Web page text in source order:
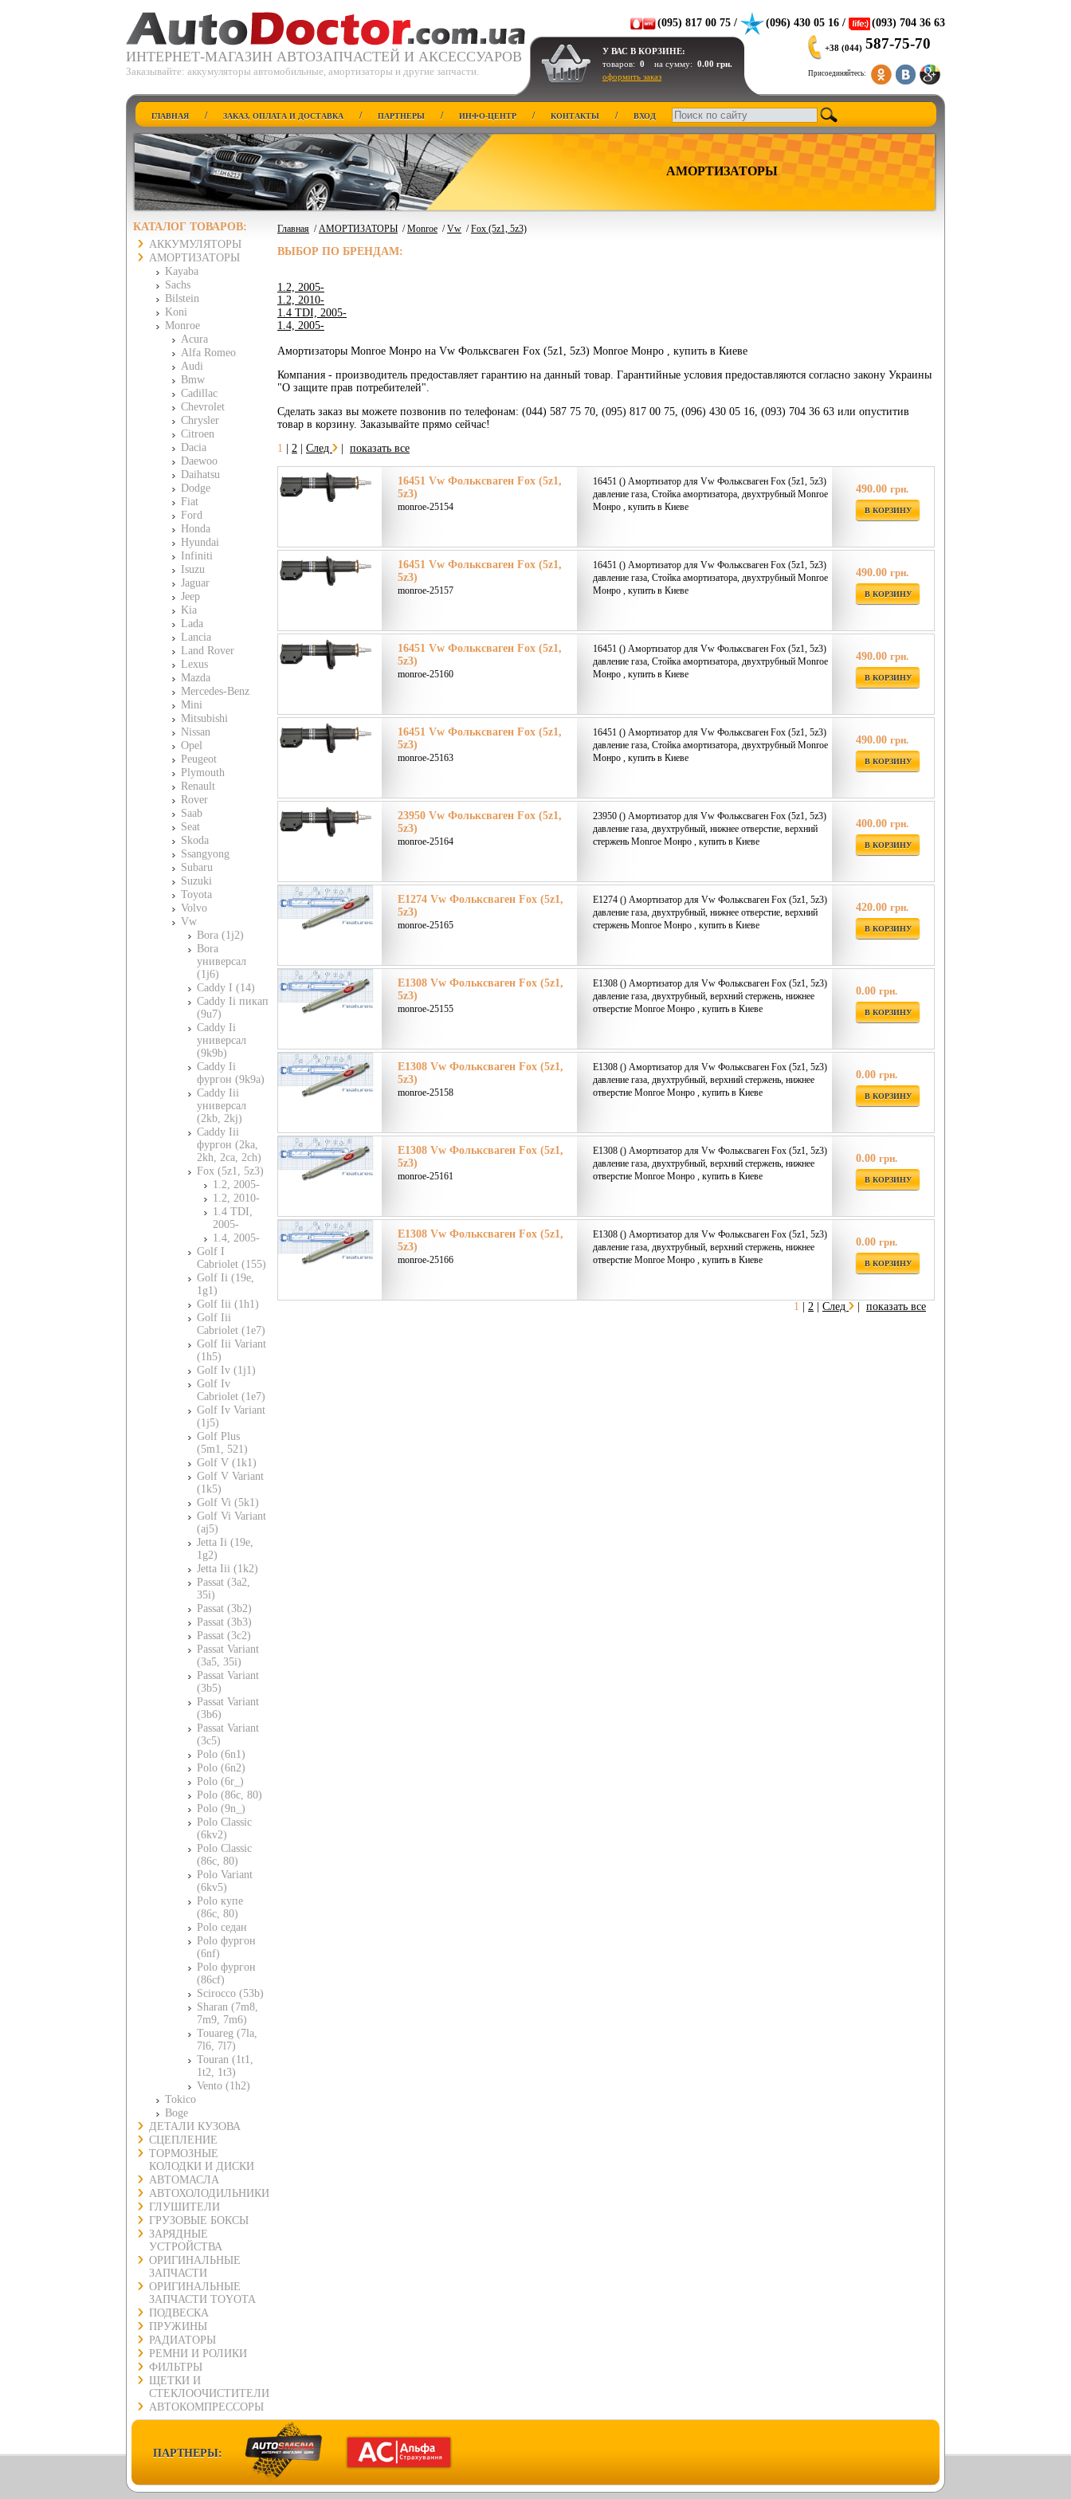
ИНТЕРНЕТ-МАГАЗИН АВТОЗАПЧАСТЕЙ И АКСЕССУАРОВ
Заказывайте: аккумуляторы автомобильные, амортизаторы и другие запчасти.
(095) 817 00 75 / (096) 430 05 16 / (093) 704 36 63
У ВАС В КОРЗИНЕ:
товаров: 0 на сумму: 0.00 грн.
оформить заказ
+38 (044) 587-75-70
Присоединяйтесь:
ГЛАВНАЯ / ЗАКАЗ, ОПЛАТА И ДОСТАВКА / ПАРТНЕРЫ / ИНФО-ЦЕНТР / КОНТАКТЫ / ВХОД
АМОРТИЗАТОРЫ
КАТАЛОГ ТОВАРОВ:
АККУМУЛЯТОРЫ
АМОРТИЗАТОРЫ
Kayaba
Sachs
Bilstein
Koni
Monroe
Acura
Alfa Romeo
Audi
Bmw
Cadillac
Chevrolet
Chrysler
Citroen
Dacia
Daewoo
Daihatsu
Dodge
Fiat
Ford
Honda
Hyundai
Infiniti
Isuzu
Jaguar
Jeep
Kia
Lada
Lancia
Land Rover
Lexus
Mazda
Mercedes-Benz
Mini
Mitsubishi
Nissan
Opel
Peugeot
Plymouth
Renault
Rover
Saab
Seat
Skoda
Ssangyong
Subaru
Suzuki
Toyota
Volvo
Vw
Bora (1j2)
Bora
универсал
(1j6)
Caddy I (14)
Caddy Ii пикап
(9u7)
Caddy Ii
универсал
(9k9b)
Caddy Ii
фургон (9k9a)
Caddy Iii
универсал
(2kb, 2kj)
Caddy Iii
фургон (2ka,
2kh, 2ca, 2ch)
Fox (5z1, 5z3)
1.2, 2005-
1.2, 2010-
1.4 TDI,
2005-
1.4, 2005-
Golf I
Cabriolet (155)
Golf Ii (19e,
1g1)
Golf Iii (1h1)
Golf Iii
Cabriolet (1e7)
Golf Iii Variant
(1h5)
Golf Iv (1j1)
Golf Iv
Cabriolet (1e7)
Golf Iv Variant
(1j5)
Golf Plus
(5m1, 521)
Golf V (1k1)
Golf V Variant
(1k5)
Golf Vi (5k1)
Golf Vi Variant
(aj5)
Jetta Ii (19e,
1g2)
Jetta Iii (1k2)
Passat (3a2,
35i)
Passat (3b2)
Passat (3b3)
Passat (3c2)
Passat Variant
(3a5, 35i)
Passat Variant
(3b5)
Passat Variant
(3b6)
Passat Variant
(3c5)
Polo (6n1)
Polo (6n2)
Polo (6r_)
Polo (86c, 80)
Polo (9n_)
Polo Classic
(6kv2)
Polo Classic
(86c, 80)
Polo Variant
(6kv5)
Polo купе
(86c, 80)
Polo седан
Polo фургон
(6nf)
Polo фургон
(86cf)
Scirocco (53b)
Sharan (7m8,
7m9, 7m6)
Touareg (7la,
7l6, 7l7)
Touran (1t1,
1t2, 1t3)
Vento (1h2)
Tokico
Boge
ДЕТАЛИ КУЗОВА
СЦЕПЛЕНИЕ
ТОРМОЗНЫЕ
КОЛОДКИ И ДИСКИ
АВТОМАСЛА
АВТОХОЛОДИЛЬНИКИ
ГЛУШИТЕЛИ
ГРУЗОВЫЕ БОКСЫ
ЗАРЯДНЫЕ
УСТРОЙСТВА
ОРИГИНАЛЬНЫЕ
ЗАПЧАСТИ
ОРИГИНАЛЬНЫЕ
ЗАПЧАСТИ TOYOTA
ПОДВЕСКА
ПРУЖИНЫ
РАДИАТОРЫ
РЕМНИ И РОЛИКИ
ФИЛЬТРЫ
ЩЕТКИ И
СТЕКЛООЧИСТИТЕЛИ
АВТОКОМПРЕССОРЫ
Главная /АМОРТИЗАТОРЫ /Monroe /Vw /Fox (5z1, 5z3)
ВЫБОР ПО БРЕНДАМ:
1.2, 2005-
1.2, 2010-
1.4 TDI, 2005-
1.4, 2005-
Амортизаторы Monroe Монро на Vw Фольксваген Fox (5z1, 5z3) Monroe Монро , купить в Киеве
Компания - производитель предоставляет гарантию на данный товар. Гарантийные условия предоставляются согласно закону Украины
"О защите прав потребителей".
Сделать заказ вы можете позвонив по телефонам: (044) 587 75 70, (095) 817 00 75, (096) 430 05 16, (093) 704 36 63 или опуститив
товар в корзину. Заказывайте прямо сейчас!
1
2 След показать все
16451 Vw Фольксваген Fox (5z1,
5z3)
monroe-25154
16451 () Амортизатор для Vw Фольксваген Fox (5z1, 5z3)
давление газа, Стойка амортизатора, двухтрубный Monroe
Монро , купить в Киеве
490.00 грн.
В КОРЗИНУ
16451 Vw Фольксваген Fox (5z1,
5z3)
monroe-25157
16451 () Амортизатор для Vw Фольксваген Fox (5z1, 5z3)
давление газа, Стойка амортизатора, двухтрубный Monroe
Монро , купить в Киеве
490.00 грн.
В КОРЗИНУ
16451 Vw Фольксваген Fox (5z1,
5z3)
monroe-25160
16451 () Амортизатор для Vw Фольксваген Fox (5z1, 5z3)
давление газа, Стойка амортизатора, двухтрубный Monroe
Монро , купить в Киеве
490.00 грн.
В КОРЗИНУ
16451 Vw Фольксваген Fox (5z1,
5z3)
monroe-25163
16451 () Амортизатор для Vw Фольксваген Fox (5z1, 5z3)
давление газа, Стойка амортизатора, двухтрубный Monroe
Монро , купить в Киеве
490.00 грн.
В КОРЗИНУ
23950 Vw Фольксваген Fox (5z1,
5z3)
monroe-25164
23950 () Амортизатор для Vw Фольксваген Fox (5z1, 5z3)
давление газа, двухтрубный, нижнее отверстие, верхний
стержень Monroe Монро , купить в Киеве
400.00 грн.
В КОРЗИНУ
E1274 Vw Фольксваген Fox (5z1,
5z3)
monroe-25165
E1274 () Амортизатор для Vw Фольксваген Fox (5z1, 5z3)
давление газа, двухтрубный, нижнее отверстие, верхний
стержень Monroe Монро , купить в Киеве
420.00 грн.
В КОРЗИНУ
E1308 Vw Фольксваген Fox (5z1,
5z3)
monroe-25155
E1308 () Амортизатор для Vw Фольксваген Fox (5z1, 5z3)
давление газа, двухтрубный, верхний стержень, нижнее
отверстие Monroe Монро , купить в Киеве
0.00 грн.
В КОРЗИНУ
E1308 Vw Фольксваген Fox (5z1,
5z3)
monroe-25158
E1308 () Амортизатор для Vw Фольксваген Fox (5z1, 5z3)
давление газа, двухтрубный, верхний стержень, нижнее
отверстие Monroe Монро , купить в Киеве
0.00 грн.
В КОРЗИНУ
E1308 Vw Фольксваген Fox (5z1,
5z3)
monroe-25161
E1308 () Амортизатор для Vw Фольксваген Fox (5z1, 5z3)
давление газа, двухтрубный, верхний стержень, нижнее
отверстие Monroe Монро , купить в Киеве
0.00 грн.
В КОРЗИНУ
E1308 Vw Фольксваген Fox (5z1,
5z3)
monroe-25166
E1308 () Амортизатор для Vw Фольксваген Fox (5z1, 5z3)
давление газа, двухтрубный, верхний стержень, нижнее
отверстие Monroe Монро , купить в Киеве
0.00 грн.
В КОРЗИНУ
1 2 След показать все
ПАРТНЕРЫ: